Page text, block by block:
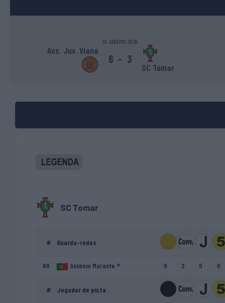
10 JANEIRO 2026
Ass. Juv. Viana
6 - 3
SC Tomar
SC Tomar
# Guarda-redes
68 António Marante ® 0 2 0 0
# Jogador de pista